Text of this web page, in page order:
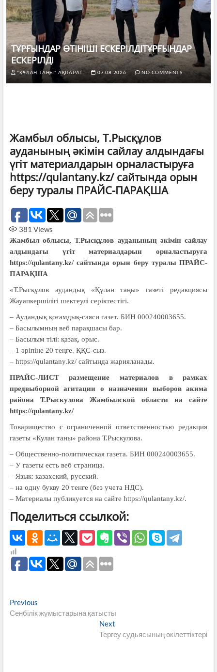
ТҰРҒЫНДАР ӨТІНІШІ ЕСКЕРІЛДІТҰРҒЫНДАР
ЕСКЕРІЛДІ
"ҚҰЛАН ТАҢЫ" АҚПАРАТ. 07.08.2026 NO COMMENTS
Жамбыл облысы, Т.Рысқұлов
ауданының әкімін сайлау алдындағы
үгіт материалдарын орналастыруға
https://qulantany.kz/ сайтында орын
беру туралы ПРАЙС-ПАРАҚША
381 Views
Жамбыл облысы, Т.Рысқұлов ауданының әкімін сайлау
алдындағы үгіт материалдарын орналастыруға
https://qulantany.kz/ сайтында орын беру туралы ПРАЙС-
ПАРАҚША
«Т.Рысқұлов аудандық «Құлан таңы» газеті редакциясы
Жауапкершілігі шектеулі серіктестігі.
– Аудандық қоғамдық-саяси газет. БИН 000240003655.
– Басылымның веб парақшасы бар.
– Басылым тілі: қазақ, орыс.
– 1 әріпіне 20 теңге. ҚҚС-сыз.
– https://qulantany.kz/ сайтында жарияланады.
ПРАЙС-ЛИСТ размещение материалов в рамках
предвыборной агитации о назначении выборов акима
района Т.Рыскулова Жамбылской области на сайте
https://qulantany.kz/
Товарищество с ограниченной ответственностью редакция
газеты «Кулан таны» района Т.Рыскулова.
– Общественно-политическая газета. БИН 000240003655.
– У газеты есть веб страница.
– Язык: казахский, русский.
– на одну букву 20 тенге (без учета НДС).
– Материалы публикуется на сайте https://qulantany.kz/.
Поделиться ссылкой:
Навигация
по
PreviousPrevious
post:
Сенбілік жұмыстарына қатысты
Next
post:
Тергеу судьясының өкілеттіктері